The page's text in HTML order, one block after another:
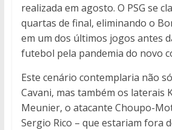
realizada em agosto. O PSG se
quartas de final, eliminando o
em um dos últimos jogos antes
futebol pela pandemia do novo
Este cenário contemplaria não
Cavani, mas também os laterais
Meunier, o atacante Choupo-
Sergio Rico – que estariam fora